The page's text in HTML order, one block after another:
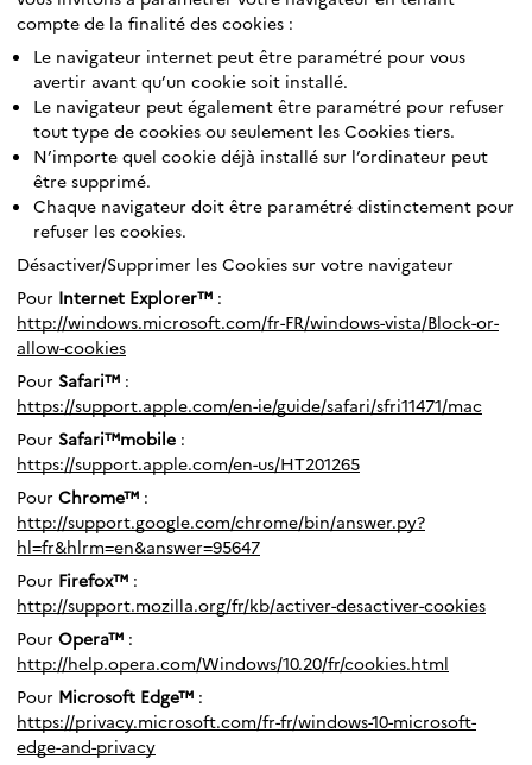
compte de la finalité des cookies :
Le navigateur internet peut être paramétré pour vous
avertir avant qu’un cookie soit installé.
Le navigateur peut également être paramétré pour refuser
tout type de cookies ou seulement les Cookies tiers.
N’importe quel cookie déjà installé sur l’ordinateur peut
être supprimé.
Chaque navigateur doit être paramétré distinctement pour
refuser les cookies.
Désactiver/Supprimer les Cookies sur votre navigateur
Pour Internet Explorer™ :
http://windows.microsoft.com/fr-FR/windows-vista/Block-or-
allow-cookies
Pour Safari™ :
https://support.apple.com/en-ie/guide/safari/sfri11471/mac
Pour Safari™mobile :
https://support.apple.com/en-us/HT201265
Pour Chrome™ :
http://support.google.com/chrome/bin/answer.py?
hl=fr&hlrm=en&answer=95647
Pour Firefox™ :
http://support.mozilla.org/fr/kb/activer-desactiver-cookies
Pour Opera™ :
http://help.opera.com/Windows/10.20/fr/cookies.html
Pour Microsoft Edge™ :
https://privacy.microsoft.com/fr-fr/windows-10-microsoft-
edge-and-privacy